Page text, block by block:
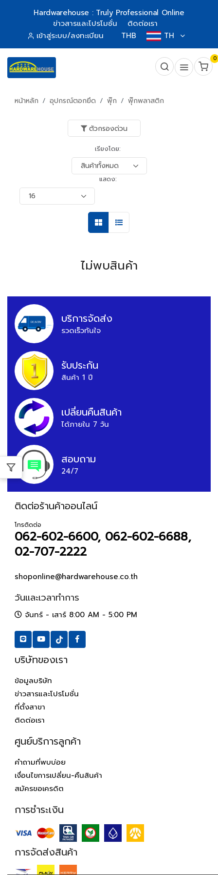
Hardwarehouse : Truly Professional Online
ข่าวสารและโปรโมชั่น
ติดต่อเรา
เข้าสู่ระบบ/ลงทะเบียน
THB TH
0
หน้าหลัก อุปกรณ์ตอกยึด พุ๊ก พุ๊กพลาสติก
ตัวกรองด่วน
เรียงโดย:
แสดง:
ไม่พบสินค้า
บริการจัดส่ง
รวดเร็วทันใจ
รับประกัน
สินค้า 1 ปี
เปลี่ยนคืนสินค้า
ได้ภายใน 7 วัน
สอบถาม
24/7
ติดต่อร้านค้าออนไลน์
โทรติดต่อ
062-602-6600, 062-602-6688,
02-707-2222
shoponline@hardwarehouse.co.th
วันและเวลาทำการ
จันทร์ - เสาร์ 8:00 AM - 5:00 PM
บริษัทของเรา
ข้อมูลบริษัท
ข่าวสารและโปรโมชั่น
ที่ตั้งสาขา
ติดต่อเรา
ศูนย์บริการลูกค้า
คำถามที่พบบ่อย
เงื่อนไขการเปลี่ยน-คืนสินค้า
สมัครขอเครดิต
การชำระเงิน
การจัดส่งสินค้า